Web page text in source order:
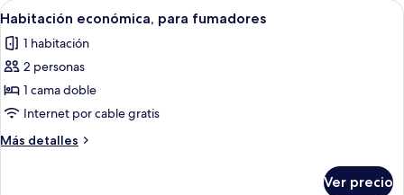
para
Abrir
todas
las
fotos
de
Habitación
económica,
para
Habitación de hotel con cama,
13
Habitación económica, para fumadores
1 habitación
2 personas
1 cama doble
Internet por cable gratis
Más detalles
Más
Ver precio